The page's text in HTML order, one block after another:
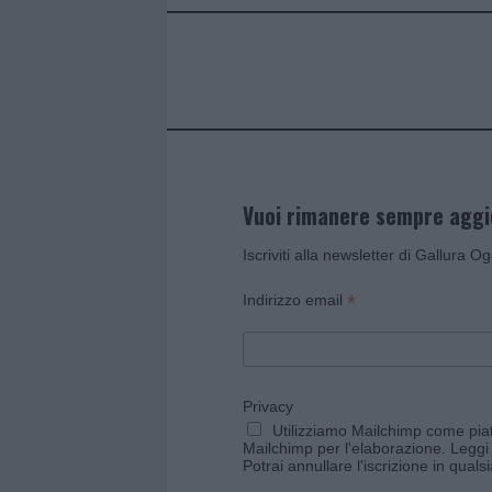
Vuoi rimanere sempre
Iscriviti alla newsletter di Gallura
Indirizzo email *
Privacy
Utilizziamo Mailchimp come
Mailchimp per l'elaborazione.
Potrai annullare l'iscrizione in